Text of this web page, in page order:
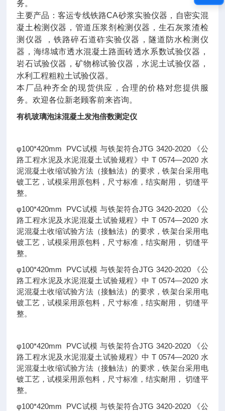
务。
主要产品：客运专线铁路CA砂浆实验仪器，自密实混
凝土检测仪器，管道压浆剂检测仪器，生石灰浆渣检
测仪器 ，铁路碎石道砟实验仪器，隧道防水检测仪
器，海绵城市透水混凝土路面砖透水系数试验仪器，
岩石试验仪器，矿物棉试验仪器，水泥土试验仪器，
水利工程粗粒土试验仪器。
本厂品种齐全的现货供应，合理的价格对您提供服
务。欢迎各位新老顾客前来咨询。
有机玻璃泡沫混凝土发泡倍数测定仪
φ100*420mm PVC试模 与铁架符合JTG 3420-2020 《公
路工程水泥及水泥混凝土试验规程》中 T 0574—2020 水
泥混凝土收缩试验方法（接触法）的要求，铁架台采用电
镀工艺，试模采用原包料，尺寸标准，结实耐用， 切缝平
整。
φ100*420mm PVC试模 与铁架符合JTG 3420-2020 《公
路工程水泥及水泥混凝土试验规程》中 T 0574—2020 水
泥混凝土收缩试验方法（接触法）的要求，铁架台采用电
镀工艺，试模采用原包料，尺寸标准，结实耐用， 切缝平
整。
φ100*420mm PVC试模 与铁架符合JTG 3420-2020 《公
路工程水泥及水泥混凝土试验规程》中 T 0574—2020 水
泥混凝土收缩试验方法（接触法）的要求，铁架台采用电
镀工艺，试模采用原包料，尺寸标准，结实耐用， 切缝平
整。
φ100*420mm PVC试模 与铁架符合JTG 3420-2020 《公
路工程水泥及水泥混凝土试验规程》中 T 0574—2020 水
泥混凝土收缩试验方法（接触法）的要求，铁架台采用电
镀工艺，试模采用原包料，尺寸标准，结实耐用， 切缝平
整。
φ100*420mm PVC试模 与铁架符合JTG 3420-2020 《公